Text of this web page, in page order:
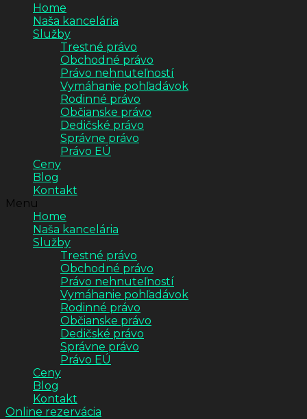
Home
Naša kancelária
Služby
Trestné právo
Obchodné právo
Právo nehnuteľností
Vymáhanie pohľadávok
Rodinné právo
Občianske právo
Dedičské právo
Správne právo
Právo EÚ
Ceny
Blog
Kontakt
Menu
Home
Naša kancelária
Služby
Trestné právo
Obchodné právo
Právo nehnuteľností
Vymáhanie pohľadávok
Rodinné právo
Občianske právo
Dedičské právo
Správne právo
Právo EÚ
Ceny
Blog
Kontakt
Online rezervácia